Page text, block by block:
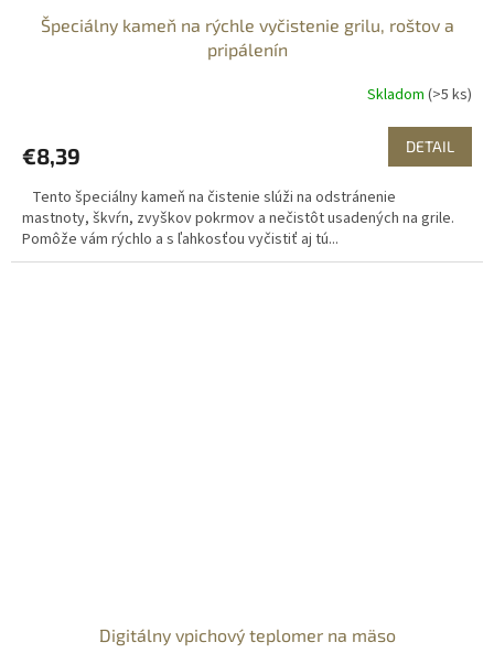
Špeciálny kameň na rýchle vyčistenie grilu, roštov a
pripálenín
Skladom (>5 ks)
€8,39 DETAIL
Tento špeciálny kameň na čistenie slúži na odstránenie
mastnoty, škvŕn, zvyškov pokrmov a nečistôt usadených na grile.
Pomôže vám rýchlo a s ľahkosťou vyčistiť aj tú...
Digitálny vpichový teplomer na mäso